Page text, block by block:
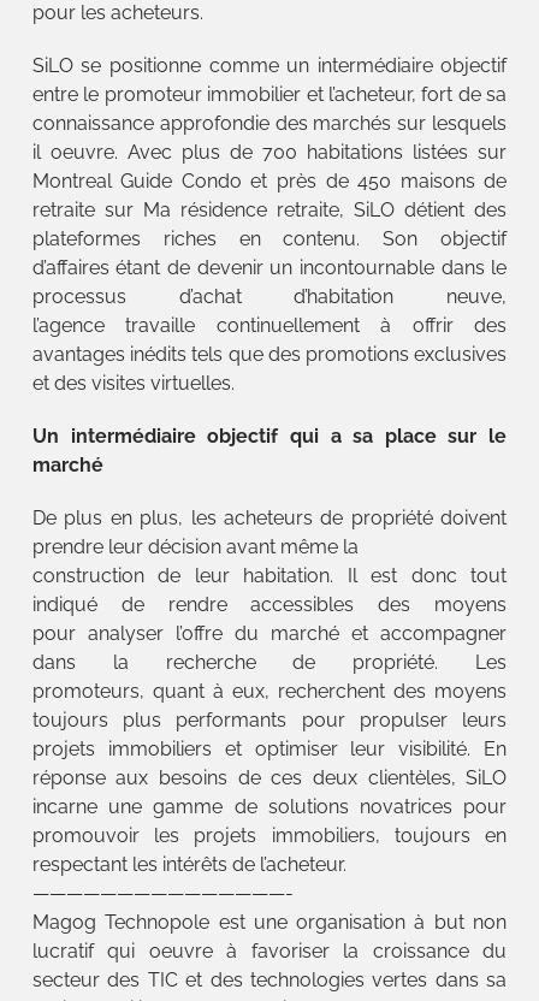
pour les acheteurs.
SiLO se positionne comme un intermédiaire objectif
entre le promoteur immobilier et l’acheteur, fort de sa
connaissance approfondie des marchés sur lesquels
il oeuvre. Avec plus de 700 habitations listées sur
Montreal Guide Condo et près de 450 maisons de
retraite sur Ma résidence retraite, SiLO détient des
plateformes riches en contenu. Son objectif
d’affaires étant de devenir un incontournable dans le
processus d’achat d’habitation neuve,
l’agence travaille continuellement à offrir des
avantages inédits tels que des promotions exclusives
et des visites virtuelles.
Un intermédiaire objectif qui a sa place sur le
marché
De plus en plus, les acheteurs de propriété doivent
prendre leur décision avant même la
construction de leur habitation. Il est donc tout
indiqué de rendre accessibles des moyens
pour analyser l’offre du marché et accompagner
dans la recherche de propriété. Les
promoteurs, quant à eux, recherchent des moyens
toujours plus performants pour propulser leurs
projets immobiliers et optimiser leur visibilité. En
réponse aux besoins de ces deux clientèles, SiLO
incarne une gamme de solutions novatrices pour
promouvoir les projets immobiliers, toujours en
respectant les intérêts de l’acheteur.
———————————————-
Magog Technopole est une organisation à but non
lucratif qui oeuvre à favoriser la croissance du
secteur des TIC et des technologies vertes dans sa